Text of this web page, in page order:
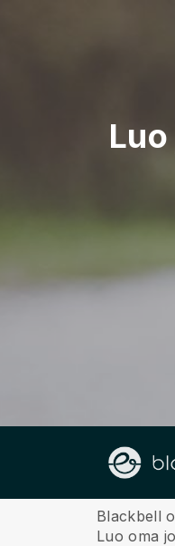
Meistä
Blackbell
Luo oma